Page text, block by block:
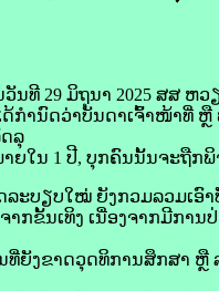
ນ​ທີ 29 ມິຖຸນາ 2025 ​ສສ ຫ
ດ້​ກຳນົດ​ວ່າ​ບັນດາ​ເຈົ້າ​ໜ້າທີ່
ດ​ລຸ​
າຍ​ໃນ 1 ປີ, ບຸກຄົນ​ນັ້ນ​ຈະ​ຖືກ​
ະບຽບ​ໃໝ່ ຍັງ​ກວມ​ລວມ​ເອົາ​
າກ​ຂັ້ນ​ເທິງ ເນື່ອງ​ຈາກ​ມີ​ການ​
ທີ່​ຍັງ​ຂາດ​ວຸດ​ທິ​ການ​ສຶກ​ສາ ຫຼື